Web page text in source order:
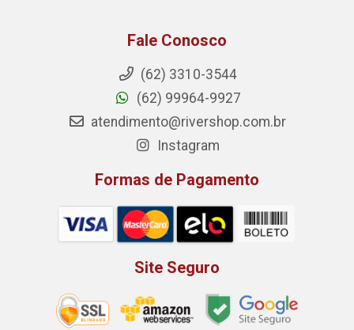
Fale Conosco
(62) 3310-3544
(62) 99964-9927
atendimento@rivershop.com.br
Instagram
Formas de Pagamento
Site Seguro